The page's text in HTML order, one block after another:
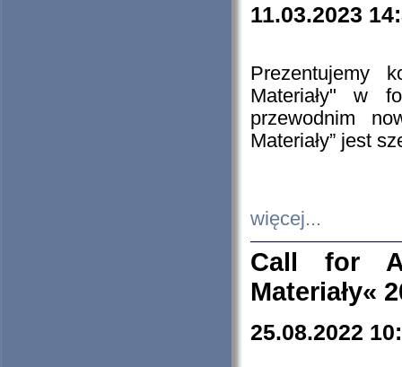
11.03.2023
Prezentujemy
Materiały" w
przewodnim
Materiały” jest
więcej...
Call for
Materiały«
25.08.2022